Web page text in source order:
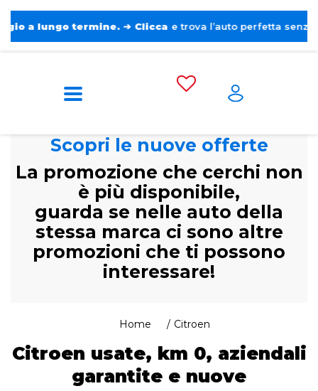
lungo termine. ➔ Clicca e trova l’auto perfetta senza
Scopri le nuove offerte
La promozione che cerchi non
è più disponibile,
guarda se nelle auto della
stessa marca ci sono altre
promozioni che ti possono
interessare!
Home Citroen
Citroen usate, km 0, aziendali
garantite e nuove